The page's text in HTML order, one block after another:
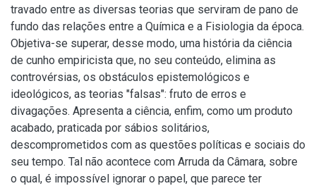
travado entre as diversas teorias que serviram de pano de
fundo das relações entre a Química e a Fisiologia da época.
Objetiva-se superar, desse modo, uma história da ciência
de cunho empiricista que, no seu conteúdo, elimina as
controvérsias, os obstáculos epistemológicos e
ideológicos, as teorias "falsas": fruto de erros e
divagações. Apresenta a ciência, enfim, como um produto
acabado, praticada por sábios solitários,
descomprometidos com as questões políticas e sociais do
seu tempo. Tal não acontece com Arruda da Câmara, sobre
o qual, é impossível ignorar o papel, que parece ter